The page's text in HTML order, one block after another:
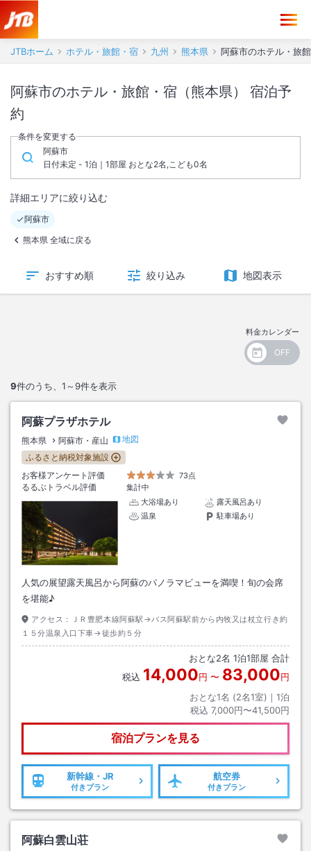
JTBホーム ホテル・旅館・宿 九州 熊本県 阿蘇市のホテル・旅
阿蘇市のホテル・旅館・宿（熊本県） 宿泊予
約
条件を変更する
阿蘇市
日付未定 - 1泊｜1部屋 おとな2名,こども0名
詳細エリアに絞り込む
阿蘇市
熊本県 全域に戻る
おすすめ順 絞り込み 地図表示
料金カレンダー
9件のうち、 1～9件を表示
阿蘇プラザホテル
熊本県 阿蘇市・産山
地図
ふるさと納税対象施設
お客様アンケート評価
73点
るるぶトラベル評価
集計中
大浴場あり
露天風呂あり
温泉
駐車場あり
人気の展望露天風呂から阿蘇のパノラマビューを満喫！旬の会席
を堪能♪
アクセス：
ＪＲ豊肥本線阿蘇駅→バス阿蘇駅前から内牧又は杖立行き約
１５分温泉入口下車→徒歩約５分
おとな2名 1泊1部屋 合計
税込 14,000円 〜 83,000円
おとな1名 (2名1室)｜ 1泊
税込 7,000円〜41,500円
宿泊プランを見る
新幹線・JR
付きプラン
航空券
付きプラン
阿蘇白雲山荘